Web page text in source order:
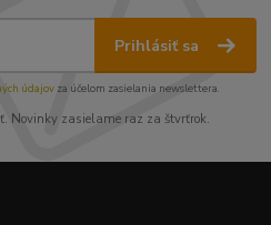
Prihlásiť sa
údajov za účelom zasielania newslettera.
Novinky zasielame raz za štvrťrok.